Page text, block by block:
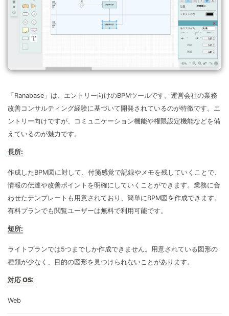
「Ranabase」は、エントリー向けのBPMツールです。運営会社の業務
改善コンサルティング経験に基づいて開発されているのが特徴です。エ
ントリー向けですが、コミュニケーション機能や権限設定機能などを備
えているのが魅力です。
長所:
作成したBPM図に対して、付箋感覚で記録やメモを残していくことで、
情報の伝達や改善ポイントを明確にしていくことができます。業務に合
わせたテンプレートも用意されており、簡単にBPM図を作成できます。
有料プランでも閲覧ユーザーは無料で利用可能です。
短所:
ライトプランでは5つまでしか作成できません。用意されている図形の
種類が少なく、目的の図形を見つけられないことがあります。
対応 OS:
Web